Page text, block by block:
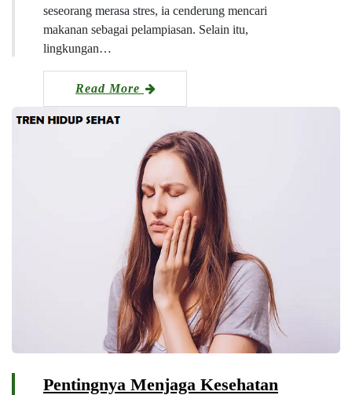
seseorang merasa stres, ia cenderung mencari
makanan sebagai pelampiasan. Selain itu,
lingkungan…
Read More
Pentingnya Menjaga Kesehatan